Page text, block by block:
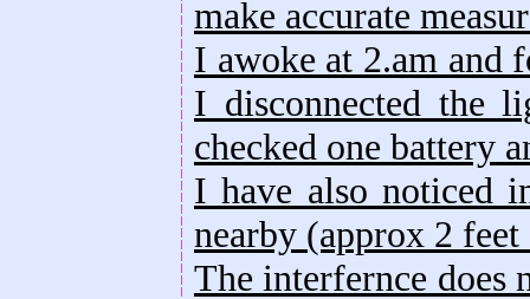
make accurate
I awoke at 2.am and
I disconnected the
checked one battery
I have also noticed
nearby (approx 2
The interfernce does